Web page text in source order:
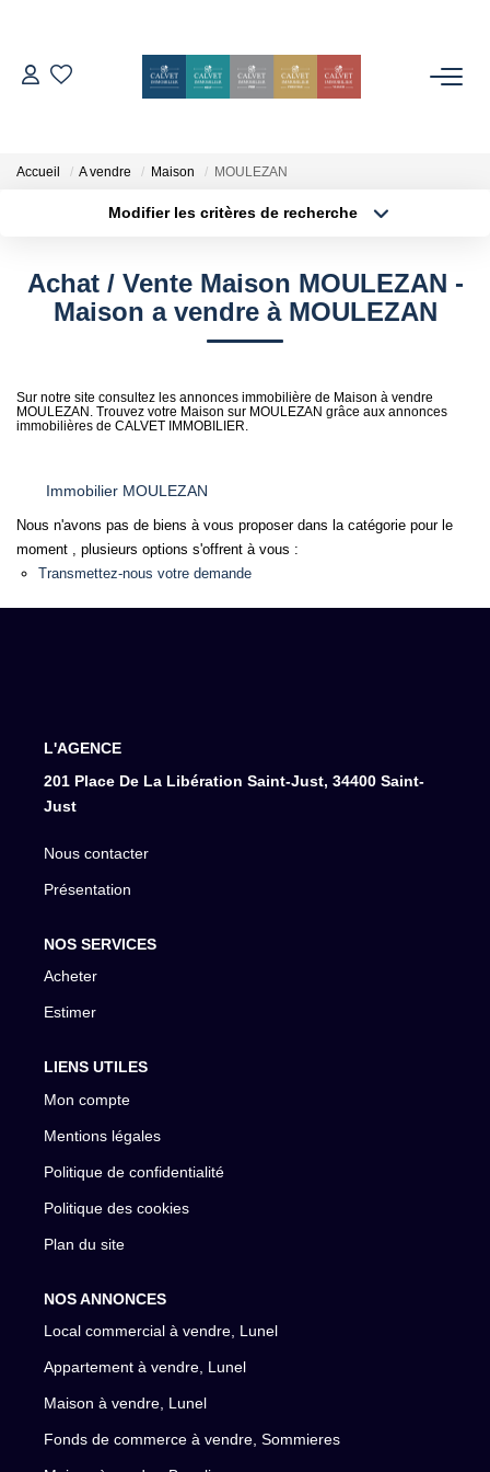
ESTIMER
Notre Équipe
Nos Actes
CONTACT
Accueil A vendre Maison MOULEZAN
Modifier les critères de recherche
Surface min Budget max
Achat / Vente Maison MOULEZAN -
Maison a vendre à MOULEZAN
Sur notre site consultez les annonces immobilière de Maison à vendre
MOULEZAN. Trouvez votre Maison sur MOULEZAN grâce aux annonces
immobilières de CALVET IMMOBILIER.
Immobilier MOULEZAN
Nous n'avons pas de biens à vous proposer dans la catégorie pour le
moment , plusieurs options s'offrent à vous :
Transmettez-nous votre demande
L'AGENCE
201 Place De La Libération Saint-Just, 34400 Saint-
Just
Nous contacter
Présentation
NOS SERVICES
Acheter
Estimer
LIENS UTILES
Mon compte
Mentions légales
Politique de confidentialité
Politique des cookies
Plan du site
NOS ANNONCES
Local commercial à vendre, Lunel
Appartement à vendre, Lunel
Maison à vendre, Lunel
Fonds de commerce à vendre, Sommieres